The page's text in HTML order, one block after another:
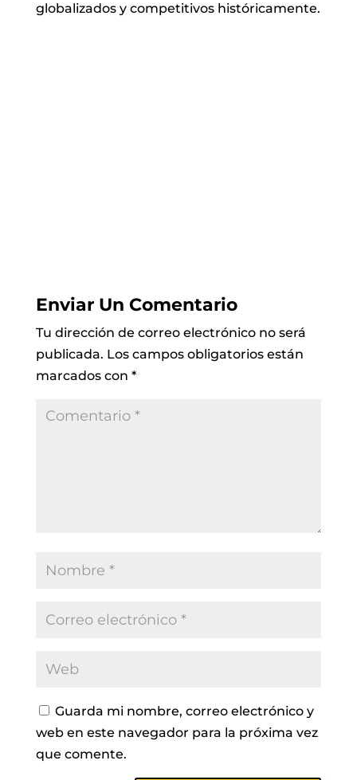
globalizados y competitivos históricamente.
Enviar Un Comentario
Tu dirección de correo electrónico no será
publicada. Los campos obligatorios están
marcados con *
Guarda mi nombre, correo electrónico y
web en este navegador para la próxima vez
que comente.